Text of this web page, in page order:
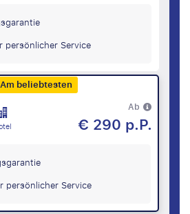
persönlicher Service
Am beliebtesten
Ab
€ 290 p.P.
persönlicher Service